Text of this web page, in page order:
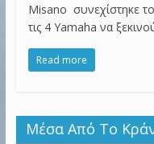
Misano συνεχίστηκε
τις 4 Yamaha να
Read more
Μέσα Από Το